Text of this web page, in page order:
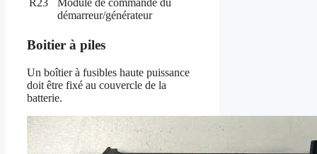
R23
Module de commande du
démarreur/générateur
Boitier à piles
Un boîtier à fusibles haute puissance
doit être fixé au couvercle de la
batterie.